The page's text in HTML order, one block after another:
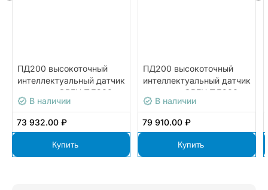
ПД200 высокоточный
интеллектуальный датчик
давления ОВЕН ПД200-
ДД0,04-155-0,25-2-Н
В наличии
73 932.00 ₽
Купить
ПД200 высокоточный
интеллектуальный датчик
давления ОВЕН ПД200-
ДД2,0-155-0,1-2-Н
В наличии
79 910.00 ₽
Купить